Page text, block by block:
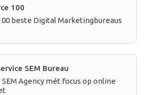
100
beste Digital Marketingbureaus
SEM Bureau
SEM Agency mét focus op online